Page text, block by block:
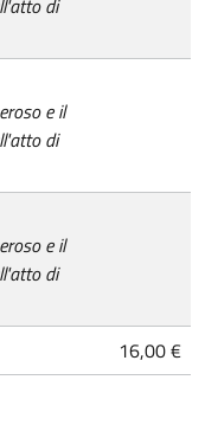
di
e il
di
e il
di
16,00 €